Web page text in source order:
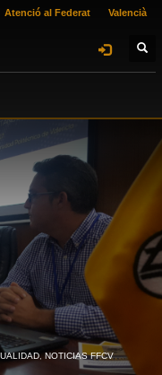
Atenció al Federat Valencià
,NOTICIAS FFCV